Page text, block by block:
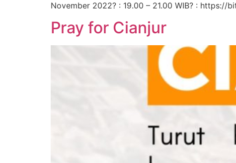
November 2022? : 19.00 – 21.00 WIB? : https://
Pray for Cianjur